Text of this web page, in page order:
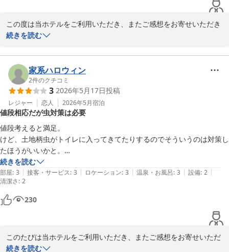
この度は当ホテルをご利用いただき、またご感想をお寄せいただき
誠にありがとうございます。
諏訪インターからのアクセスの良さや、当日のご予約でもスムーズ
にご利用いただけたとのこと、大変嬉しく存じます。
また、オープン間もない当ホテルをお選びいただきありがとうござ
います。
コンテナホテルならではの独立した客室は、周囲の音を気にせずお
過ごしいただける点も特徴の一つでございます。
「寝るだけと割り切れば十分」とのお言葉をいただきましたが、今
後はそれ以上の快適さや満足感を感じていただけるホテルを目指
し、設備やサービスの向上に努めてまいります。
また諏訪方面へお越しの際は、ぜひ当ホテルをご利用ください。
スタッフ一同、心よりお待ちしております。
2026-06-23
続きを読む
家系ハロウィン
2件のクチコミ
3 2026年5月17日投稿
レジャー 恋人 2026年5月宿泊
値段相応だが虫対策は必要
値段考えると満足。
けど、土地柄虫がトイレに入ってきてたりするのでそういうのは対策し
たほうがいいかと。
防虫剤とか、部屋の設備の使い方を喚起するとか
続きを読む
部屋: 3 | 接客・サービス: 3 | ロケーション: 3 | 温泉・お風呂: 3 | 設備: 2 |
清潔さ: 2
230
このたびは当ホテルをご利用いただき、またご感想をお寄せいただ
き誠にありがとうございます。
続きを読む